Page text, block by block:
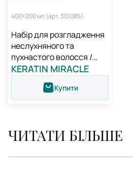
400+200 мл (арт. 301085)
Набір для розгладження
неслухняного та
пухнастого волосся /
Medavita KERATIN
MIRACLE
KERATIN MIRACLE
Купити
ЧИТАТИ БІЛЬШЕ